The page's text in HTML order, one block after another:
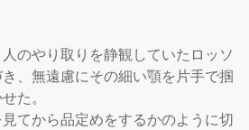
のやり取りを静観していたロッソ
、無遠慮にその細い顎を片手で掴
た。
てから品定めをするかのように切